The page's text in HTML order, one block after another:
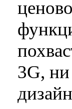
3G,